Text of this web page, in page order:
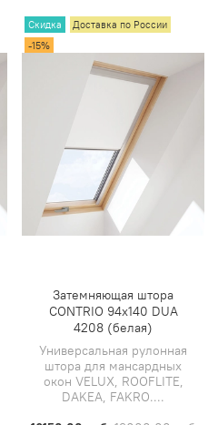
Скидка
Доставка по России
-15%
Затемняющая штора
CONTRIO 94х140 DUA
4208 (белая)
Универсальная рулонная
штора для мансардных
окон VELUX, ROOFLITE,
DAKEA, FAKRO....